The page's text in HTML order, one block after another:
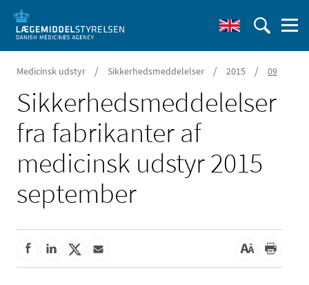
Medicinsk udstyr / Sikkerhedsmeddelelser / 2015 / 09
Sikkerheds­meddelelser
fra fabrikanter af
medicinsk udstyr 2015
september